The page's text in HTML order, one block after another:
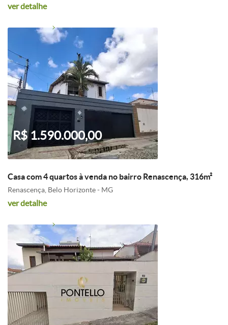
ver detalhe
R$ 1.590.000,00
Casa com 4 quartos à venda no bairro Renascença, 316m²
Renascença, Belo Horizonte - MG
ver detalhe